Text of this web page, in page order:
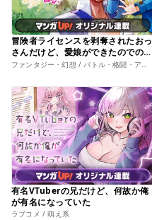
冒険者ライセンスを剥奪されたおっ
さんだけど、愛娘ができたのでのん
びり人生を謳歌する
有名VTuberの兄だけど、何故か俺
が有名になっていた
ラブコメ / 萌え系